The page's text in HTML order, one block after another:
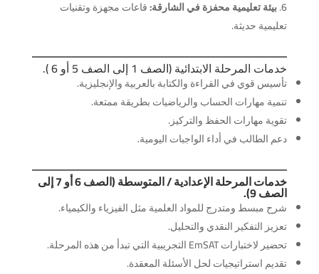
بيئة تعليمية محفزة في الشارقة:قاعات مجهزة وتقنيات
تعليمية حديثة.
خدمات المرحلة الابتدائية (الصف 1 إلى الصف 5 أو 6 ).
تأسيس قوي في القراءة والكتابة بالعربية والإنجليزية.
تنمية مهارات الحساب والرياضيات بطريقة ممتعة.
تقوية مهارات الحفظ والتركيز.
دعم الطالب في أداء الواجبات اليومية.
خدمات المرحلة الإعدادية / المتوسطة (الصف 6 أو 7 إلى
الصف 9).
شرح مبسط ومتدرج للمواد العلمية مثل الفيزياء والكيمياء.
تعزيز التفكير النقدي والتحليل.
تحضير لاختبارات EmSAT التجريبية التي تبدأ من هذه المرحلة.
تقديم استراتيجيات لحل الأسئلة المعقدة.